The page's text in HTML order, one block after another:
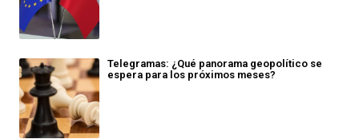
Telegramas: ¿Qué panorama geopolítico se
espera para los próximos meses?